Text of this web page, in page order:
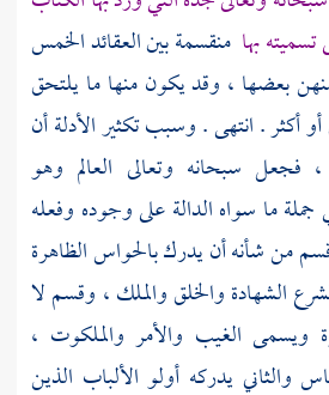
بها منقسمة بين العقائد الخمس
بعضها ، وقد يكون منها ما يلتحق
أكثر . انتهى . وسبب تكثير الأدلة أن
فجعل سبحانه وتعالى العالم وهو
ما سواه الدالة على وجوده وفعله
من شأنه أن يدرك بالحواس الظاهرة
الشهادة والخلق والملك ، وقسم لا
ويسمى الغيب والأمر والملكوت ،
والثاني يدركه أولو الألباب الذين